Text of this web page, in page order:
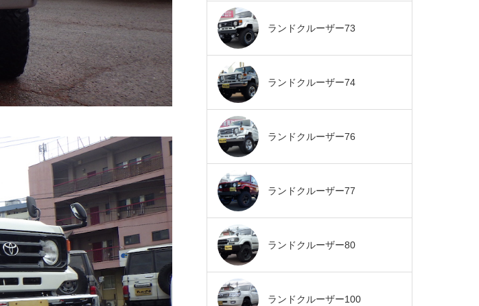
ランドクルーザー73
ランドクルーザー74
ランドクルーザー76
ランドクルーザー77
ランドクルーザー80
ランドクルーザー100